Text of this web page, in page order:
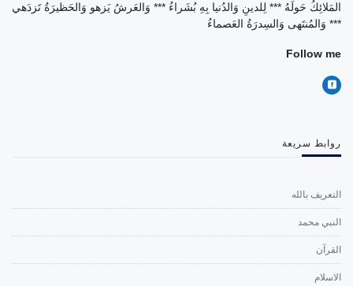
المَلائِكُ حَولَهُ *** لِلدينِ وَالدُنيا بِهِ بُشَراءُ *** وَالعَرشُ يَزهو وَالحَظيرَةُ تَزدَهي
*** وَالمُنتَهى وَالسِدرَةُ العَصماءُ
Follow me
روابط سريعة
التعريف بالله
النبي محمد
القرآن
الاسلام